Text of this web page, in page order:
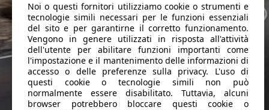
Noi o questi fornitori utilizziamo cookie o strumenti e
tecnologie simili necessari per le funzioni essenziali
del sito e per garantirne il corretto funzionamento.
Vengono in genere utilizzati in risposta all'attività
dell'utente per abilitare funzioni importanti come
l'impostazione e il mantenimento delle informazioni di
accesso o delle preferenze sulla privacy. L'uso di
questi cookie o tecnologie simili non può
normalmente essere disabilitato. Tuttavia, alcuni
browser potrebbero bloccare questi cookie o